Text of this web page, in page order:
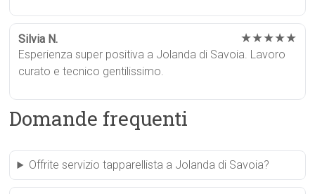
Silvia N. ★★★★★
Esperienza super positiva a Jolanda di Savoia. Lavoro
curato e tecnico gentilissimo.
Domande frequenti
Offrite servizio tapparellista a Jolanda di Savoia?